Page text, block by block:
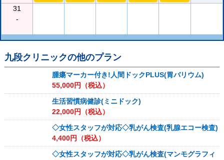
31
-
九段クリニックの他のプラン
腫瘍マーカー付き!人間ドックPLUS(胃バリウム)
55,000円（税込）
生活習慣病健診(ミニドック)
22,000円（税込）
◇女性スタッフが対応◇乳がん検査(乳腺エコー検査)
4,400円（税込）
◇女性スタッフが対応◇乳がん検査(マンモグラフィ